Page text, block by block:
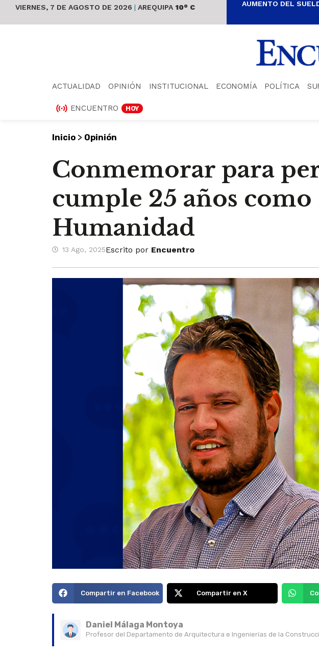
VIERNES, 7 DE AGOSTO DE 2026 | AREQUIPA 10° C AUMENTO DEL
ACTUALIDAD OPINIÓN INSTITUCIONAL ECONOMÍA POLÍTICA
ENCUENTRO HOY
Inicio > Opinión
Conmemorar para
cumple 25 años
Humanidad
13 Ago, 2025Escrito por Encuentro
Compartir en Facebook Compartir en X
Daniel Málaga Montoya
Profesor del Departamento de Arquitectura e Ingenierías de la